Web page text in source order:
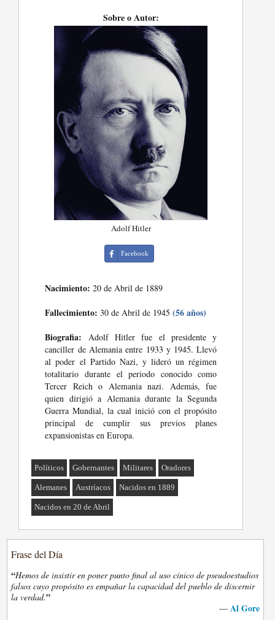
Sobre o Autor:
Adolf Hitler
Facebook
Nacimiento: 20 de Abril de 1889
Fallecimiento: 30 de Abril de 1945(56 años)
Biografia: Adolf Hitler fue el presidente y
canciller de Alemania entre 1933 y 1945. Llevó
al poder el Partido Nazi, y lideró un régimen
totalitario durante el periodo conocido como
Tercer Reich o Alemania nazi. Además, fue
quien dirigió a Alemania durante la Segunda
Guerra Mundial, la cual inició con el propósito
principal de cumplir sus previos planes
expansionistas en Europa.
Políticos Gobernantes Militares Oradores
Alemanes Austríacos Nacidos en 1889
Nacidos en 20 de Abril
Frase del Día
“Hemos de insistir en poner punto final al uso cínico de pseudoestudios
falsos cuyo propósito es empañar la capacidad del pueblo de discernir
la verdad.”
— Al Gore